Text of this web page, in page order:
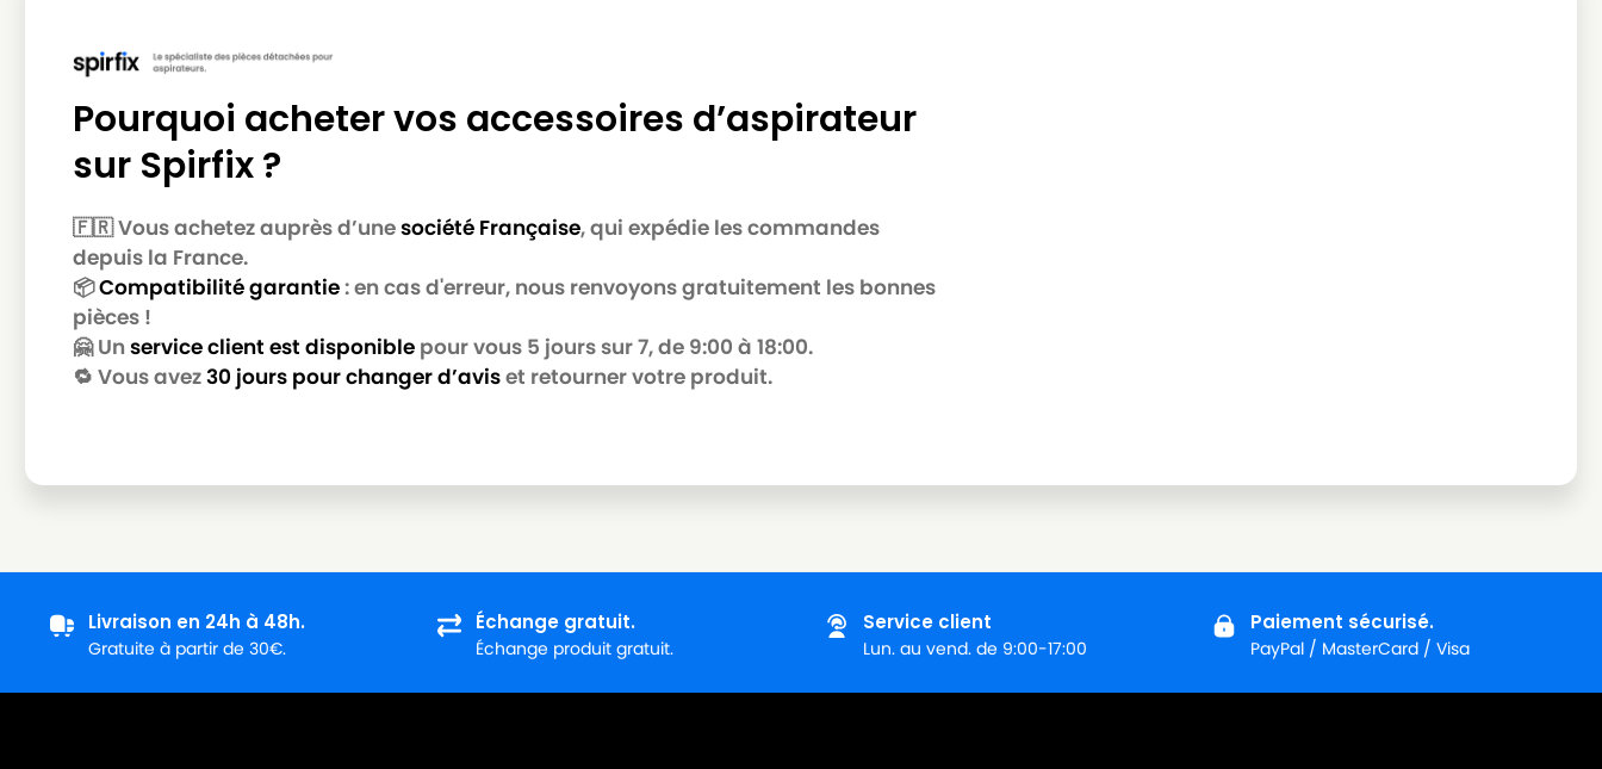
Pourquoi acheter vos accessoires d’aspirateur
sur Spirfix ?
🇫🇷 Vous achetez auprès d’unesociété Française, qui expédie les commandes
depuis la France.
📦Compatibilité garantie: en cas d'erreur, nous renvoyons gratuitement les bonnes
pièces !
🤗 Un service client est disponible pour vous 5 jours sur 7, de 9:00 à 18:00.
🔁 Vous avez30 jours pour changer d’aviset retourner votre produit.
Livraison en 24h à 48h.
Gratuite à partir de 30€.
Échange gratuit.
Échange produit gratuit.
Service client
Lun. au vend. de 9:00-17:00
Paiement sécurisé.
PayPal / MasterCard / Visa